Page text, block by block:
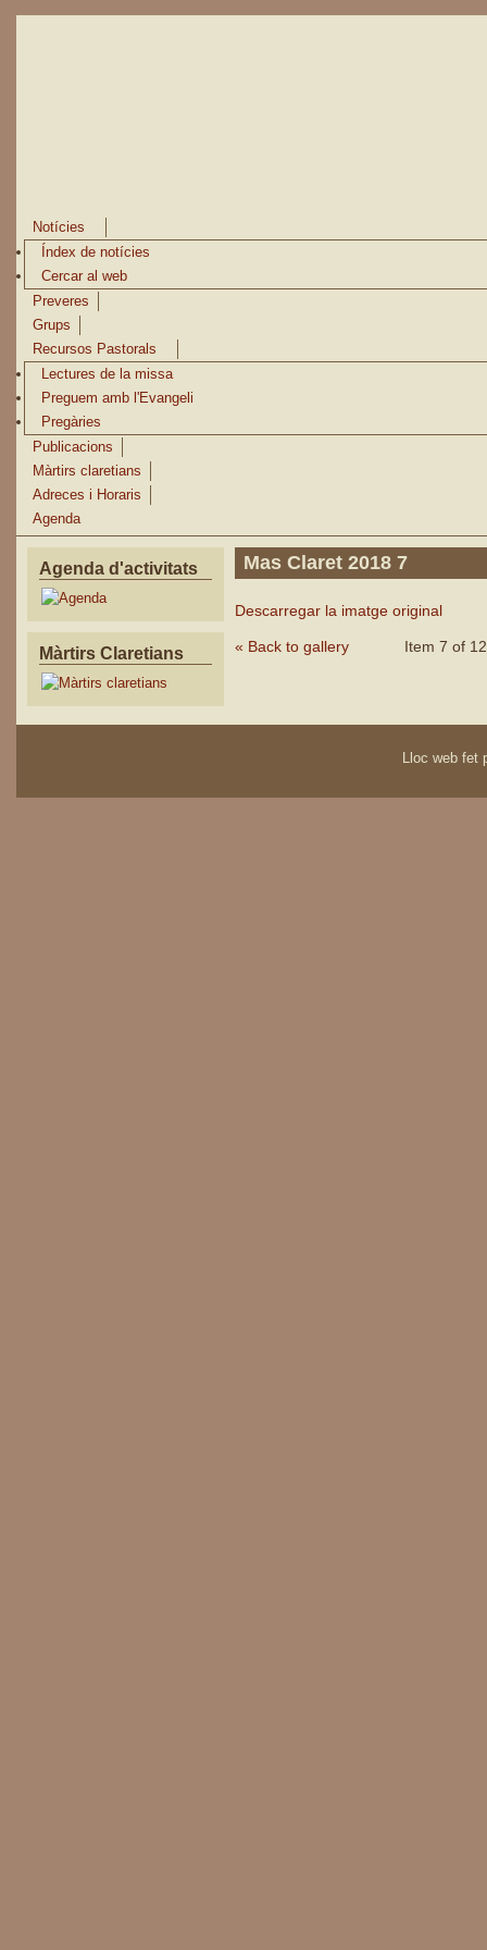
Notícies
Índex de notícies
Cercar al web
Preveres
Grups
Recursos Pastorals
Lectures de la missa
Preguem amb l'Evangeli
Pregàries
Publicacions
Màrtirs claretians
Adreces i Horaris
Agenda
Agenda d'activitats
Màrtirs Claretians
Mas Claret 2018 7
Descarregar la imatge original
« Back to gallery Item 7 of 12
Lloc web fet